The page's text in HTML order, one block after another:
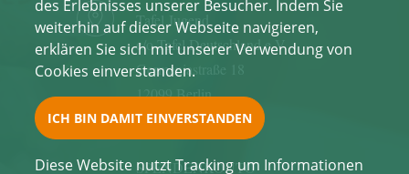
Tafel Jugend
c/o Tafel Deutschland e.V.
Germaniastraße 18
12099 Berlin
Deutschland
SPENDENKONTO
des Erlebnisses unserer Besucher. Indem Sie
weiterhin auf dieser Webseite navigieren,
erklären Sie sich mit unserer Verwendung von
Cookies einverstanden.
Diese Website nutzt Tracking um Informationen